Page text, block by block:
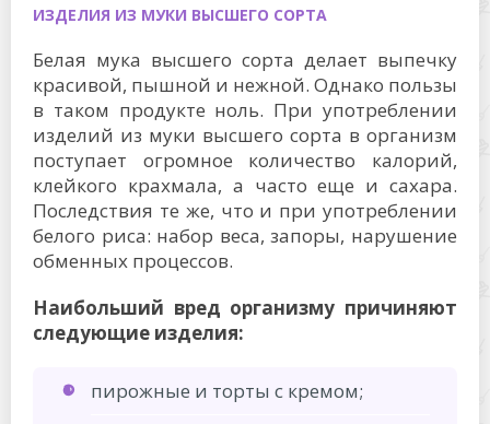
ИЗДЕЛИЯ ИЗ МУКИ ВЫСШЕГО СОРТА
Белая мука высшего сорта делает выпечку
красивой, пышной и нежной. Однако пользы
в таком продукте ноль. При употреблении
изделий из муки высшего сорта в организм
поступает огромное количество калорий,
клейкого крахмала, а часто еще и сахара.
Последствия те же, что и при употреблении
белого риса: набор веса, запоры, нарушение
обменных процессов.
Наибольший вред организму причиняют
следующие изделия:
пирожные и торты с кремом;